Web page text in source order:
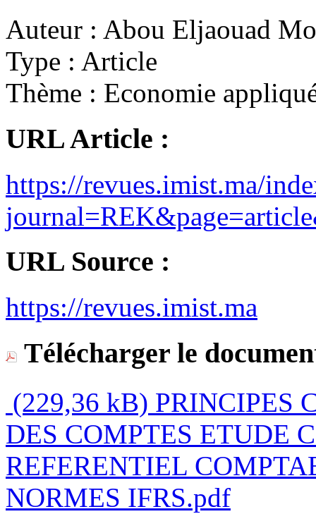
Auteur : Abou Eljaouad
Type : Article
Thème : Economie
URL Article :
https://revues.imist.ma/
URL Source :
https://revues.imist.ma
Télécharger le
(229,36 kB) PRINCIPES
DES COMPTES ETUDE
REFERENTIEL
NORMES IFRS.pdf